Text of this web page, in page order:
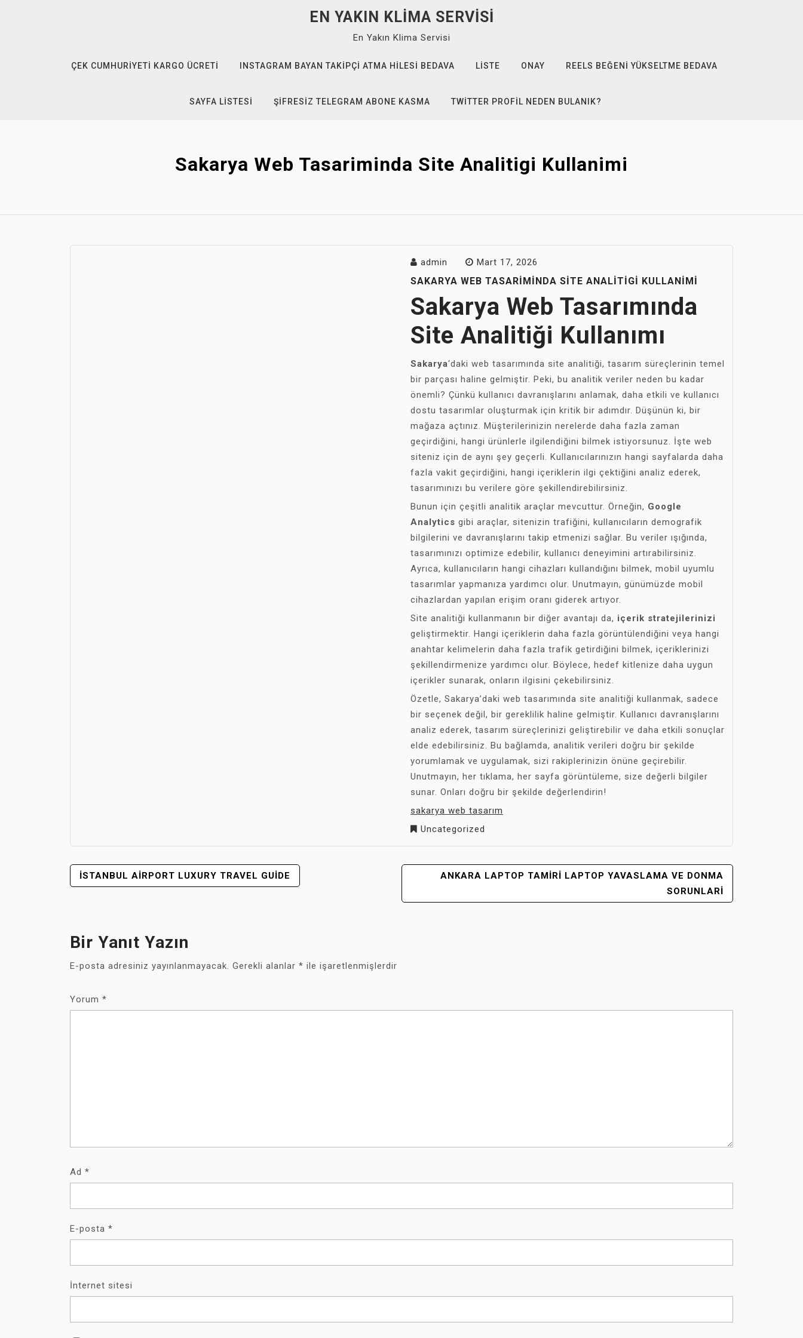
EN YAKIN KLIMA SERVISI
En Yakın Klima Servisi
ÇEK CUMHURIYETI KARGO ÜCRETI INSTAGRAM BAYAN TAKIPÇI ATMA HILESI BEDAVA LISTE ONAY REELS BEĞENI YÜKSELTME BEDAVA
SAYFA LISTESI ŞIFRESIZ TELEGRAM ABONE KASMA TWITTER PROFIL NEDEN BULANIK?
Sakarya Web Tasariminda Site Analitigi Kullanimi
admin Mart 17, 2026
SAKARYA WEB TASARIMINDA SITE ANALITIGI KULLANIMI
Sakarya Web Tasarımında
Site Analitiği Kullanımı
Sakarya‘daki web tasarımında site analitiği, tasarım süreçlerinin temel
bir parçası haline gelmiştir. Peki, bu analitik veriler neden bu kadar
önemli? Çünkü kullanıcı davranışlarını anlamak, daha etkili ve kullanıcı
dostu tasarımlar oluşturmak için kritik bir adımdır. Düşünün ki, bir
mağaza açtınız. Müşterilerinizin nerelerde daha fazla zaman
geçirdiğini, hangi ürünlerle ilgilendiğini bilmek istiyorsunuz. İşte web
siteniz için de aynı şey geçerli. Kullanıcılarınızın hangi sayfalarda daha
fazla vakit geçirdiğini, hangi içeriklerin ilgi çektiğini analiz ederek,
tasarımınızı bu verilere göre şekillendirebilirsiniz.
Bunun için çeşitli analitik araçlar mevcuttur. Örneğin, Google
Analytics gibi araçlar, sitenizin trafiğini, kullanıcıların demografik
bilgilerini ve davranışlarını takip etmenizi sağlar. Bu veriler ışığında,
tasarımınızı optimize edebilir, kullanıcı deneyimini artırabilirsiniz.
Ayrıca, kullanıcıların hangi cihazları kullandığını bilmek, mobil uyumlu
tasarımlar yapmanıza yardımcı olur. Unutmayın, günümüzde mobil
cihazlardan yapılan erişim oranı giderek artıyor.
Site analitiği kullanmanın bir diğer avantajı da, içerik stratejilerinizi
geliştirmektir. Hangi içeriklerin daha fazla görüntülendiğini veya hangi
anahtar kelimelerin daha fazla trafik getirdiğini bilmek, içeriklerinizi
şekillendirmenize yardımcı olur. Böylece, hedef kitlenize daha uygun
içerikler sunarak, onların ilgisini çekebilirsiniz.
Özetle, Sakarya’daki web tasarımında site analitiği kullanmak, sadece
bir seçenek değil, bir gereklilik haline gelmiştir. Kullanıcı davranışlarını
analiz ederek, tasarım süreçlerinizi geliştirebilir ve daha etkili sonuçlar
elde edebilirsiniz. Bu bağlamda, analitik verileri doğru bir şekilde
yorumlamak ve uygulamak, sizi rakiplerinizin önüne geçirebilir.
Unutmayın, her tıklama, her sayfa görüntüleme, size değerli bilgiler
sunar. Onları doğru bir şekilde değerlendirin!
sakarya web tasarım
Uncategorized
YAZI
GEZINMESI
İSTANBUL AIRPORT LUXURY TRAVEL GUIDE
ANKARA LAPTOP TAMIRI LAPTOP YAVASLAMA VE DONMA
SORUNLARI
Bir Yanıt Yazın
E-posta adresiniz yayınlanmayacak. Gerekli alanlar * ile işaretlenmişlerdir
Yorum *
Ad *
E-posta *
İnternet sitesi